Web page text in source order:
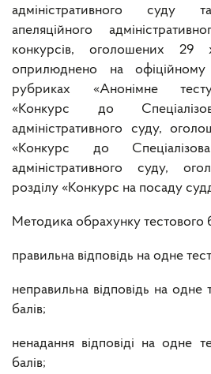
адміністративного суду
апеляційного
конкурсів, оголошених 29
оприлюднено на офіційному
рубриках «Анонімне
«Конкурс до
адміністративного суду,
«Конкурс до
адміністративного суду,
розділу «Конкурс на посаду
Методика обрахунку тестового
правильна відповідь на одне
неправильна відповідь на одне
балів;
ненадання відповіді на одне
балів;